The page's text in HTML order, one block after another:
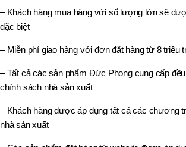
– Khách hàng mua hàng với số lượng lớn sẽ
đặc biệt
– Miễn phí giao hàng với đơn đặt hàng từ 8 triệu
– Tất cả các sản phẩm Đức Phong cung cấp
chính sách nhà sản xuất
– Khách hàng được áp dụng tất cả các chương
nhà sản xuất